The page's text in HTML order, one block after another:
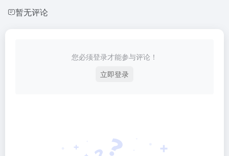
暂无评论
您必须登录才能参与评论！
立即登录